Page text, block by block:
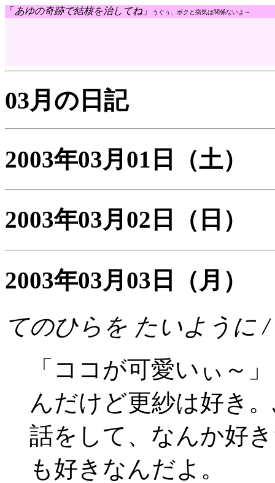
「 あゆの奇跡で結核を治してね 」 うぐぅ、ボクと病気は関係ないよ～
03月の日記
2003年03月01日 （土）
2003年03月02日 （日）
2003年03月03日
（月）
てのひらを たいように
「ココが可愛いぃ～
んだけど更紗は好き
話をして、なんか好
も好きなんだよ。